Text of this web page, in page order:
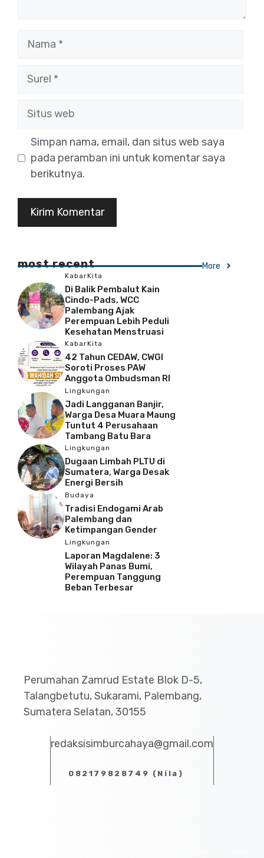
Nama
Surel
Situs
Simpan nama, email, dan situs web saya
pada peramban ini untuk komentar saya
berikutnya.
most recent More
KabarKita
Di Balik Pembalut Kain
Cindo-Pads, WCC
Palembang Ajak
Perempuan Lebih Peduli
Kesehatan Menstruasi
KabarKita
42 Tahun CEDAW, CWGI
Soroti Proses PAW
Anggota Ombudsman RI
Lingkungan
Jadi Langganan Banjir,
Warga Desa Muara Maung
Tuntut 4 Perusahaan
Tambang Batu Bara
Lingkungan
Dugaan Limbah PLTU di
Sumatera, Warga Desak
Energi Bersih
Budaya
Tradisi Endogami Arab
Palembang dan
Ketimpangan Gender
Lingkungan
Laporan Magdalene: 3
Wilayah Panas Bumi,
Perempuan Tanggung
Beban Terbesar
Perumahan Zamrud Estate Blok D-5,
Talangbetutu, Sukarami, Palembang,
Sumatera Selatan, 30155
redaksisimburcahaya@gmail.com
082179828749 (Nila)